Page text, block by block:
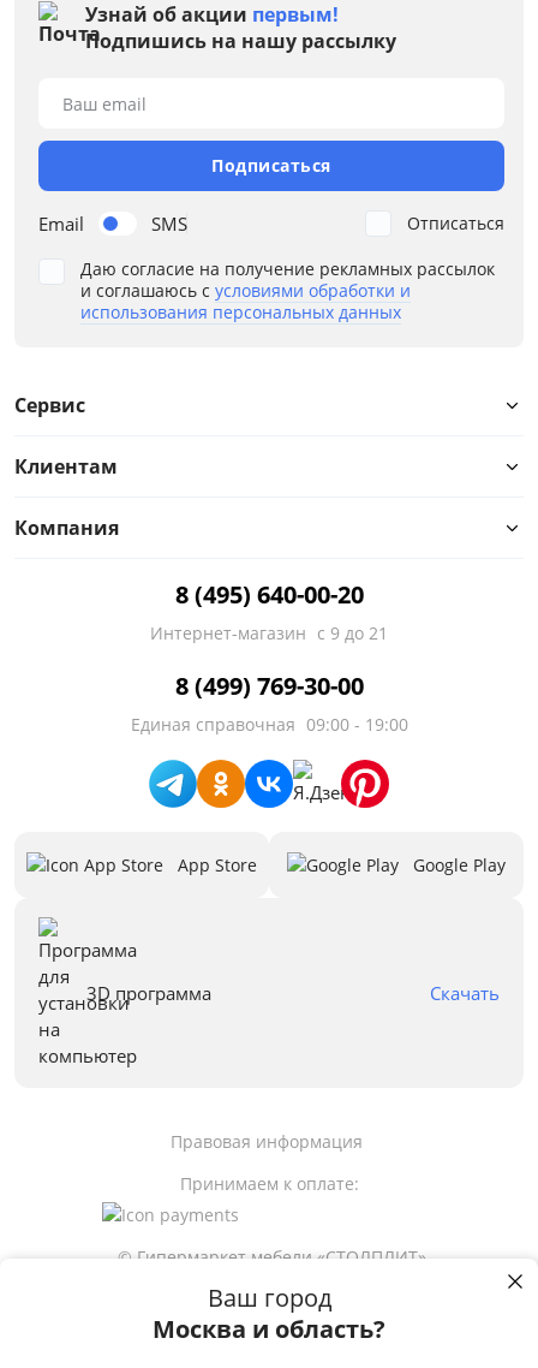
Ваш город
Москва и область?
Узнай об акции первым!
Подпишись на нашу рассылку
Email SMS
Ваш email
Подписаться
Даю согласие на получение рекламных рассылок
и соглашаюсь с условиями обработки и
использования персональных данных
Отписаться
Сервис
Клиентам
Компания
8 (495) 640-00-20
Интернет-магазин с 9 до 21
8 (499) 769-30-00
Единая справочная 09:00 - 19:00
App Store Google Play
3D программа Скачать
© Гипермаркет мебели «СТОЛПЛИТ»
Принимаем к оплате:
Правовая информация